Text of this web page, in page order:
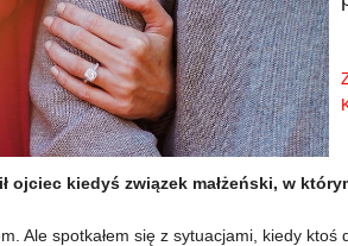
ojciec kiedyś związek małżeński, w
Ale spotkałem się z sytuacjami, kiedy